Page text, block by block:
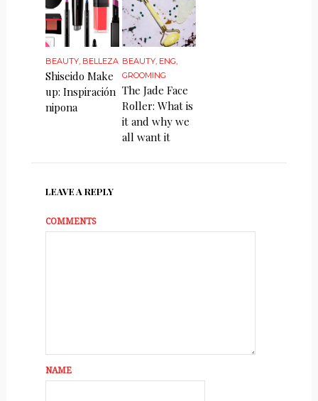
BEAUTY, BELLEZA
Shiseido Make
up: Inspiración
nipona
BEAUTY ENG
GROOMING
The Jade Face
Roller: What is
it and why we
all want it
LEAVE A REPLY
COMMENTS
NAME